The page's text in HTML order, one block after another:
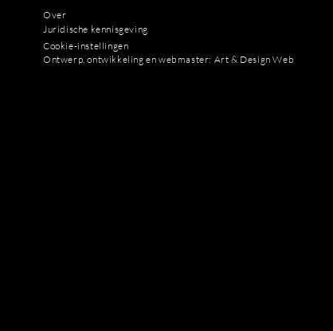
Over
Juridische kennisgeving
Cookie-instellingen
Ontwerp, ontwikkeling en webmaster: Art & Design Web